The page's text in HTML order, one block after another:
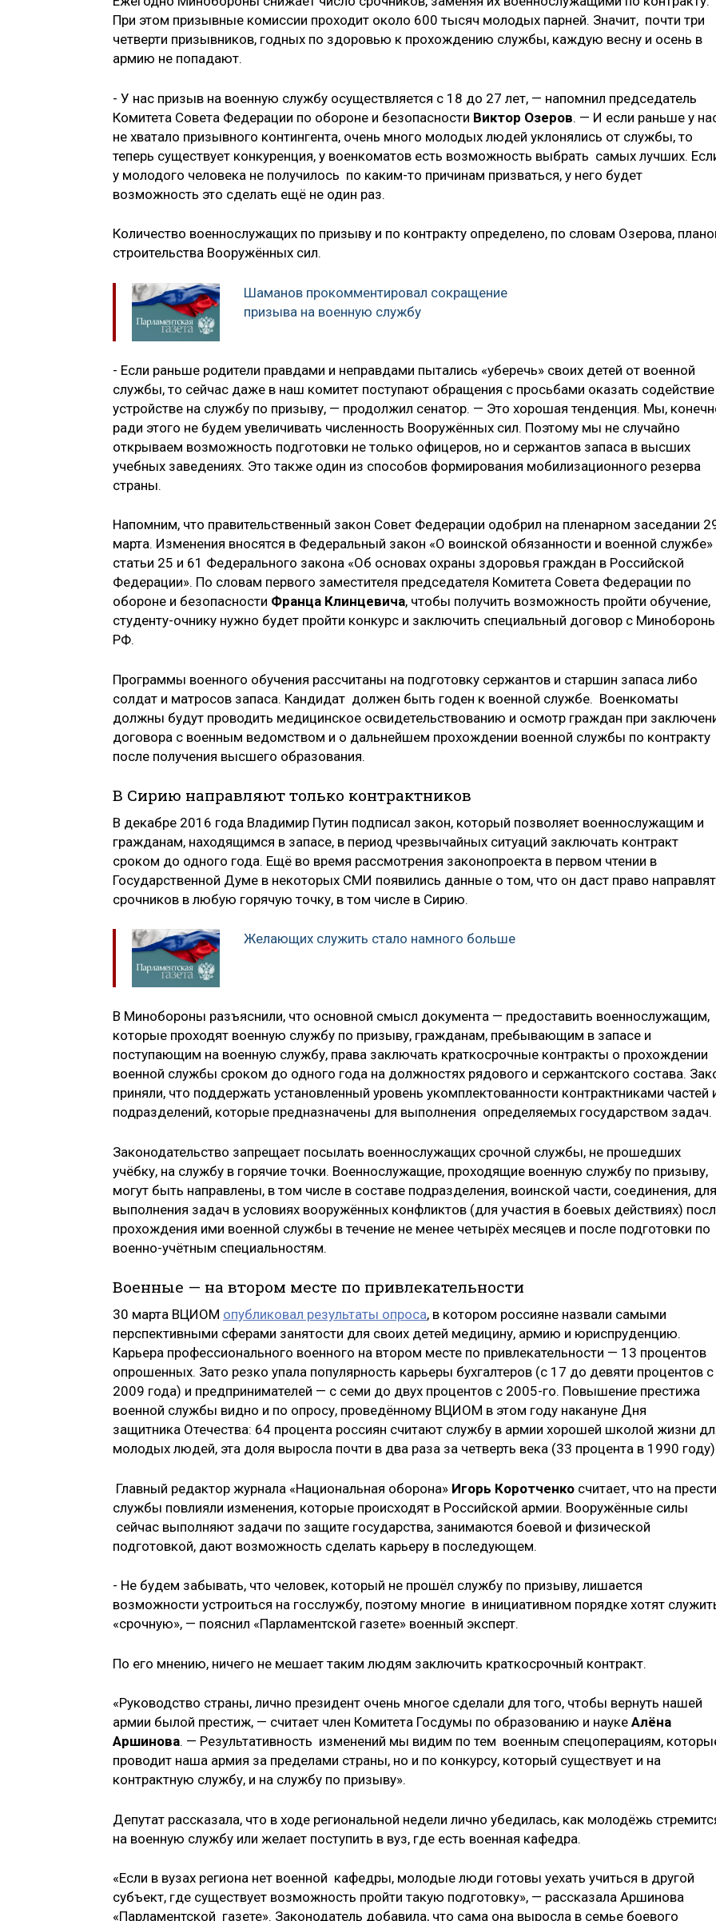
При этом призывные комиссии проходит около 600 тысяч молодых парней. Значит, почти три
четверти призывников, годных по здоровью к прохождению службы, каждую весну и осень в
армию не попадают.
- У нас призыв на военную службу осуществляется с 18 до 27 лет, — напомнил председатель
Комитета Совета Федерации по обороне и безопасности Виктор Озеров. — И если раньше у
не хватало призывного контингента, очень много молодых людей уклонялись от службы, то
теперь существует конкуренция, у военкоматов есть возможность выбрать самых лучших.
у молодого человека не получилось по каким-то причинам призваться, у него будет
возможность это сделать ещё не один раз.
Количество военнослужащих по призыву и по контракту определено, по словам Озерова,
строительства Вооружённых сил.
Шаманов прокомментировал сокращение
призыва на военную службу
- Если раньше родители правдами и неправдами пытались «уберечь» своих детей от военной
службы, то сейчас даже в наш комитет поступают обращения с просьбами оказать
устройстве на службу по призыву, — продолжил сенатор. — Это хорошая тенденция. Мы,
ради этого не будем увеличивать численность Вооружённых сил. Поэтому мы не случайно
открываем возможность подготовки не только офицеров, но и сержантов запаса в высших
учебных заведениях. Это также один из способов формирования мобилизационного резерва
страны.
Напомним, что правительственный закон Совет Федерации одобрил на пленарном заседании
марта. Изменения вносятся в Федеральный закон «О воинской обязанности и военной службе»
статьи 25 и 61 Федерального закона «Об основах охраны здоровья граждан в Российской
Федерации». По словам первого заместителя председателя Комитета Совета Федерации по
обороне и безопасности Франца Клинцевича, чтобы получить возможность пройти обучение,
студенту-очнику нужно будет пройти конкурс и заключить специальный договор с
РФ.
Программы военного обучения рассчитаны на подготовку сержантов и старшин запаса либо
солдат и матросов запаса. Кандидат должен быть годен к военной службе. Военкоматы
должны будут проводить медицинское освидетельствованию и осмотр граждан при
договора с военным ведомством и о дальнейшем прохождении военной службы по контракту
после получения высшего образования.
В Сирию направляют только контрактников
В декабре 2016 года Владимир Путин подписал закон, который позволяет военнослужащим и
гражданам, находящимся в запасе, в период чрезвычайных ситуаций заключать контракт
сроком до одного года. Ещё во время рассмотрения законопроекта в первом чтении в
Государственной Думе в некоторых СМИ появились данные о том, что он даст право
срочников в любую горячую точку, в том числе в Сирию.
Желающих служить стало намного больше
В Минобороны разъяснили, что основной смысл документа — предоставить военнослужащим,
которые проходят военную службу по призыву, гражданам, пребывающим в запасе и
поступающим на военную службу, права заключать краткосрочные контракты о прохождении
военной службы сроком до одного года на должностях рядового и сержантского состава.
приняли, что поддержать установленный уровень укомплектованности контрактниками частей
подразделений, которые предназначены для выполнения определяемых государством задач.
Законодательство запрещает посылать военнослужащих срочной службы, не прошедших
учёбку, на службу в горячие точки. Военнослужащие, проходящие военную службу по призыву,
могут быть направлены, в том числе в составе подразделения, воинской части, соединения, для
выполнения задач в условиях вооружённых конфликтов (для участия в боевых действиях)
прохождения ими военной службы в течение не менее четырёх месяцев и после подготовки по
военно-учётным специальностям.
Военные — на втором месте по привлекательности
30 марта ВЦИОМ опубликовал результаты опроса, в котором россияне назвали самыми
перспективными сферами занятости для своих детей медицину, армию и юриспруденцию.
Карьера профессионального военного на втором месте по привлекательности — 13 процентов
опрошенных. Зато резко упала популярность карьеры бухгалтеров (с 17 до девяти процентов с
2009 года) и предпринимателей — с семи до двух процентов с 2005-го. Повышение престижа
военной службы видно и по опросу, проведённому ВЦИОМ в этом году накануне Дня
защитника Отечества: 64 процента россиян считают службу в армии хорошей школой жизни
молодых людей, эта доля выросла почти в два раза за четверть века (33 процента в 1990
Главный редактор журнала «Национальная оборона» Игорь Коротченко считает, что на
службы повлияли изменения, которые происходят в Российской армии. Вооружённые силы
сейчас выполняют задачи по защите государства, занимаются боевой и физической
подготовкой, дают возможность сделать карьеру в последующем.
- Не будем забывать, что человек, который не прошёл службу по призыву, лишается
возможности устроиться на госслужбу, поэтому многие в инициативном порядке хотят
«срочную», — пояснил «Парламентской газете» военный эксперт.
По его мнению, ничего не мешает таким людям заключить краткосрочный контракт.
«Руководство страны, лично президент очень многое сделали для того, чтобы вернуть нашей
армии былой престиж, — считает член Комитета Госдумы по образованию и науке Алёна
Аршинова. — Результативность изменений мы видим по тем военным спецоперациям,
проводит наша армия за пределами страны, но и по конкурсу, который существует и на
контрактную службу, и на службу по призыву».
Депутат рассказала, что в ходе региональной недели лично убедилась, как молодёжь
на военную службу или желает поступить в вуз, где есть военная кафедра.
«Если в вузах региона нет военной кафедры, молодые люди готовы уехать учиться в другой
субъект, где существует возможность пройти такую подготовку», — рассказала Аршинова
«Парламентской газете». Законодатель добавила, что сама она выросла в семье боевого